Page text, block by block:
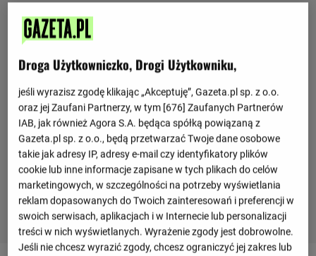
Droga Użytkowniczko, Drogi Użytkowniku,
jeśli wyrazisz zgodę klikając „Akceptuję”, Gazeta.pl sp. z o.o.
oraz jej Zaufani Partnerzy, w tym [676] Zaufanych Partnerów
IAB, jak również Agora S.A. będąca spółką powiązaną z
Gazeta.pl sp. z o.o., będą przetwarzać Twoje dane osobowe
takie jak adresy IP, adresy e-mail czy identyfikatory plików
cookie lub inne informacje zapisane w tych plikach do celów
marketingowych, w szczególności na potrzeby wyświetlania
reklam dopasowanych do Twoich zainteresowań i preferencji w
swoich serwisach, aplikacjach i w Internecie lub personalizacji
treści w nich wyświetlanych. Wyrażenie zgody jest dobrowolne.
Jeśli nie chcesz wyrazić zgody, chcesz ograniczyć jej zakres lub